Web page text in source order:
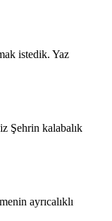
istedik. Yaz
Şehrin kalabalık
ayrıcalıklı